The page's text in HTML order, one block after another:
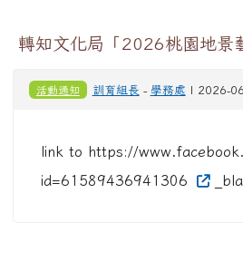
轉知文化局「2026桃園地景
活動通知 訓育組長 - 學務處 | 2026-
link to https://
id=61589436941306